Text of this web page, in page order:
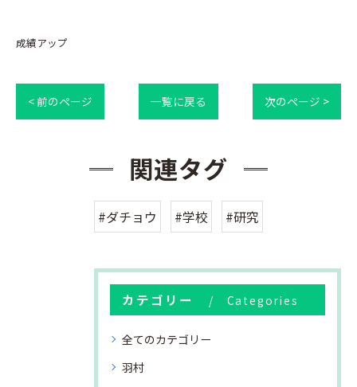
成績アップ
< 前のページ 一覧に戻る 次のページ >
関連タグ
#ダチョウ #学校 #研究
カテゴリー Categories
全てのカテゴリー
羽村